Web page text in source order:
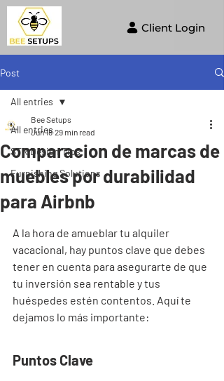
Client Login
Post
All entries
STR Design Tips
Furnishing Solutions
All entries
Comparacion de marcas de
muebles por durabilidad
para Airbnb
Bee Setups
Jun 18 29 min read
A la hora de amueblar tu alquiler
vacacional, hay puntos clave que debes
tener en cuenta para asegurarte de que
tu inversión sea rentable y tus
huéspedes estén contentos. Aquí te
dejamos lo más importante:
Puntos Clave